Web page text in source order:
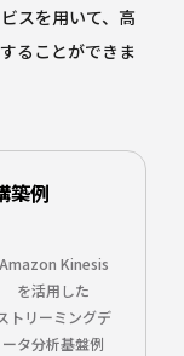
スを用いて、高
ることができま
築例
Amazon Kinesis
を活用した
トリーミングデ
ータ分析基盤例